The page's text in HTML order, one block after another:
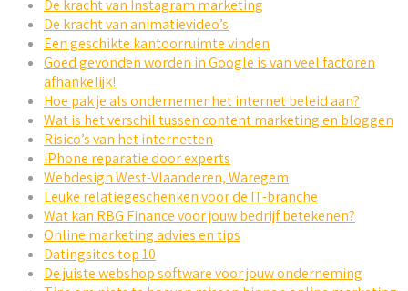
De kracht van Instagram marketing
De kracht van animatievideo’s
Een geschikte kantoorruimte vinden
Goed gevonden worden in Google is van veel factoren
afhankelijk!
Hoe pak je als ondernemer het internet beleid aan?
Wat is het verschil tussen content marketing en bloggen
Risico’s van het internetten
iPhone reparatie door experts
Webdesign West-Vlaanderen, Waregem
Leuke relatiegeschenken voor de IT-branche
Wat kan RBG Finance voor jouw bedrijf betekenen?
Online marketing advies en tips
Datingsites top 10
De juiste webshop software voor jouw onderneming